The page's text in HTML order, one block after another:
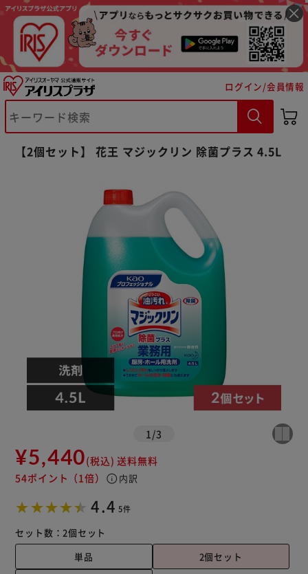
ログイン/会員情報
【2個セット】 花王 マジックリン 除菌プラス 4.5L
1 /3
¥5,440(税込) 送料無料
54ポイント （1倍） info 内訳
4.4 5件
セット数： 2個セット
単品
2個セット
※ご確認ください